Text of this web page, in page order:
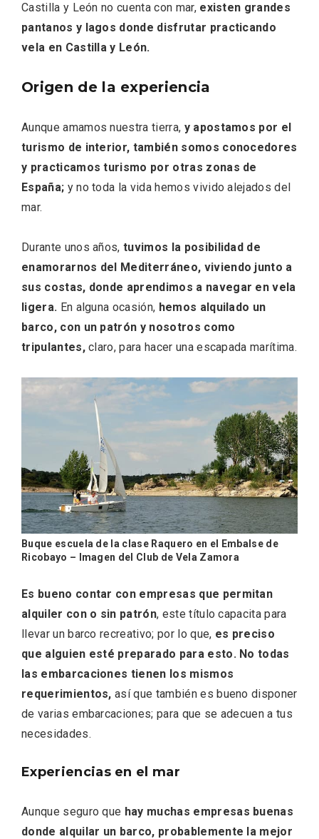
Castilla y León no cuenta con mar, existen grandes
pantanos y lagos donde disfrutar practicando
vela en Castilla y León.
Origen de la experiencia
Aunque amamos nuestra tierra, y apostamos por el
turismo de interior, también somos conocedores
y practicamos turismo por otras zonas de
España; y no toda la vida hemos vivido alejados del
mar.
Durante unos años,tuvimos la posibilidad de
enamorarnos del Mediterráneo, viviendo junto a
sus costas, donde aprendimos a navegar en vela
ligera. En alguna ocasión, hemos alquilado un
barco, con un patrón y nosotros como
tripulantes,claro, para hacer una escapada marítima.
Buque escuela de la clase Raquero en el Embalse de
Ricobayo – Imagen del Club de Vela Zamora
Es bueno contar con empresas que permitan
alquiler con o sin patrón, este título capacita para
llevar un barco recreativo; por lo que, es preciso
que alguien esté preparado para esto. No todas
las embarcaciones tienen los mismos
requerimientos, así que también es bueno disponer
de varias embarcaciones; para que se adecuen a tus
necesidades.
Experiencias en el mar
Aunque seguro que hay muchas empresas buenas
donde alquilar un barco, probablemente la mejor
Fiesta de los Fueros 2026 de Sepúlveda
y Feria de Artesanía
Velay, una imagen renovada para el
vermouth de Valladolid